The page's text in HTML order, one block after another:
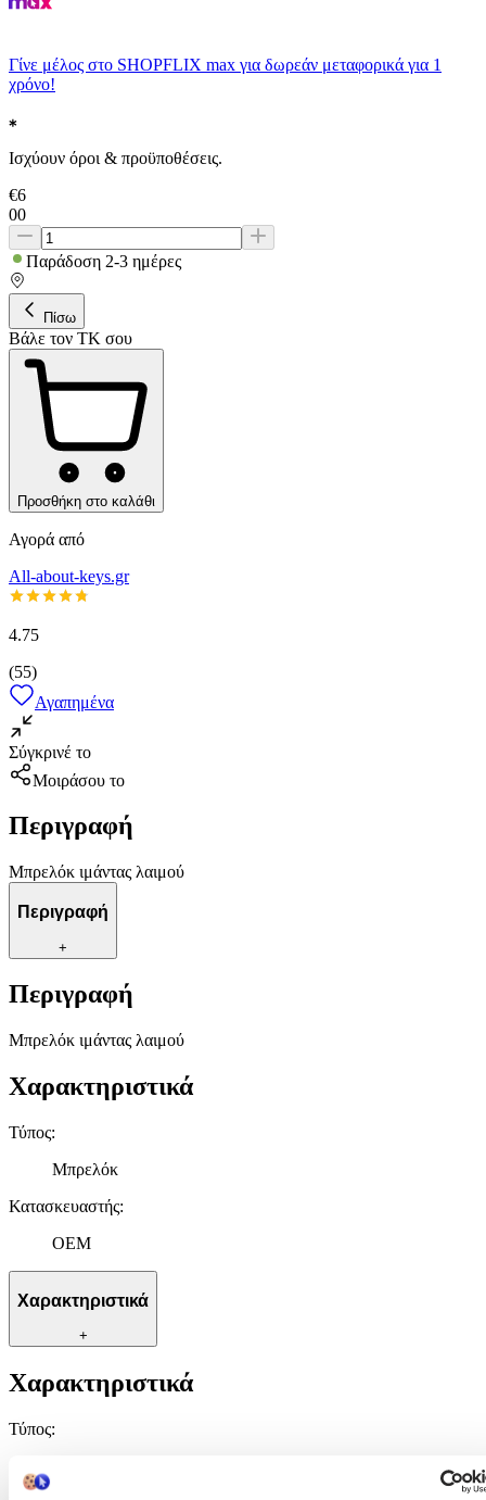
Γίνε μέλος στο SHOPFLIX max για δωρεάν μεταφορικά για 1
χρόνο!
Ισχύουν όροι & προϋποθέσεις.
€6
00
Παράδοση 2-3 ημέρες
Πίσω
Βάλε τον ΤΚ σου
Προσθήκη στο καλάθι
Αγορά από
All-about-keys.gr
4.75
(55)
Αγαπημένα
Σύγκρινέ το
Μοιράσου το
Περιγραφή
Μπρελόκ ιμάντας λαιμού
Περιγραφή
+
Περιγραφή
Μπρελόκ ιμάντας λαιμού
Χαρακτηριστικά
Τύπος:
Μπρελόκ
Κατασκευαστής:
OEM
Χαρακτηριστικά
+
Χαρακτηριστικά
Τύπος: